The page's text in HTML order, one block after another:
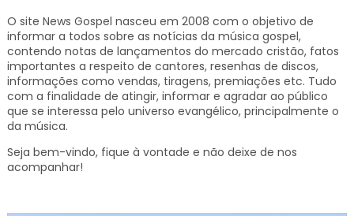
O site News Gospel nasceu em 2008 com o objetivo de
informar a todos sobre as notícias da música gospel,
contendo notas de lançamentos do mercado cristão, fatos
importantes a respeito de cantores, resenhas de discos,
informações como vendas, tiragens, premiações etc. Tudo
com a finalidade de atingir, informar e agradar ao público
que se interessa pelo universo evangélico, principalmente o
da música.
Seja bem-vindo, fique à vontade e não deixe de nos
acompanhar!